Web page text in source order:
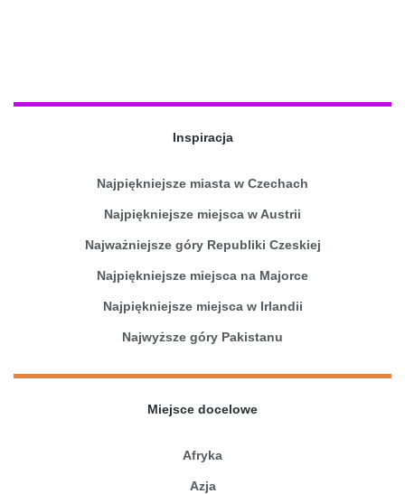
Inspiracja
Najpiękniejsze miasta w Czechach
Najpiękniejsze miejsca w Austrii
Najważniejsze góry Republiki Czeskiej
Najpiękniejsze miejsca na Majorce
Najpiękniejsze miejsca w Irlandii
Najwyższe góry Pakistanu
Miejsce docelowe
Afryka
Azja